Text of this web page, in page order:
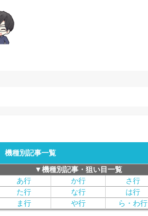
機種別記事一覧
▼機種別記事・狙い目一覧
あ行
か行
さ行
た行
な行
は行
ま行
や行 ら・わ行